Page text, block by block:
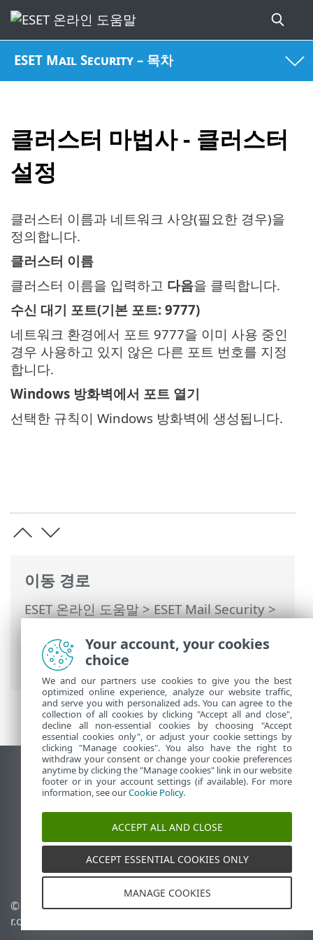
ESET Mail Security – 목차
클러스터 마법사 - 클러스터
설정
이동 경로
ESET 온라인 도움말>ESET Mail Security>
>클러스터> 클러스터 마법사 - 클러스터
설정
클러스터 이름과 네트워크 사양(필요한 경우)을
정의합니다.
클러스터 이름
클러스터 이름을 입력하고 다음을 클릭합니다.
수신 대기 포트(기본 포트: 9777)
네트워크 환경에서 포트 9777을 이미 사용 중인
경우 사용하고 있지 않은 다른 포트 번호를 지정
합니다.
Windows 방화벽에서 포트 열기
선택한 규칙이 Windows 방화벽에 생성됩니다.
데스크톱 사이트 보기
End of Life
ESET 지식 베이스
ESET Status Portal
국가별 지원
© 1992 - 2025 ESET, spol. s
r.o. - All rights reserved.
쿠키 관리
Your account, your cookies
choice
We and our partners use cookies to give you the best
optimized online experience, analyze our website traffic,
and serve you with personalized ads. You can agree to the
collection of all cookies by clicking "Accept all and close",
decline all non-essential cookies by choosing "Accept
essential cookies only", or adjust your cookie settings by
clicking "Manage cookies". You also have the right to
withdraw your consent or change your cookie preferences
anytime by clicking the "Manage cookies" link in our website
footer or in your account settings (if available). For more
information, see ourCookie Policy.
ACCEPT ALL AND CLOSE
ACCEPT ESSENTIAL COOKIES ONLY
MANAGE COOKIES